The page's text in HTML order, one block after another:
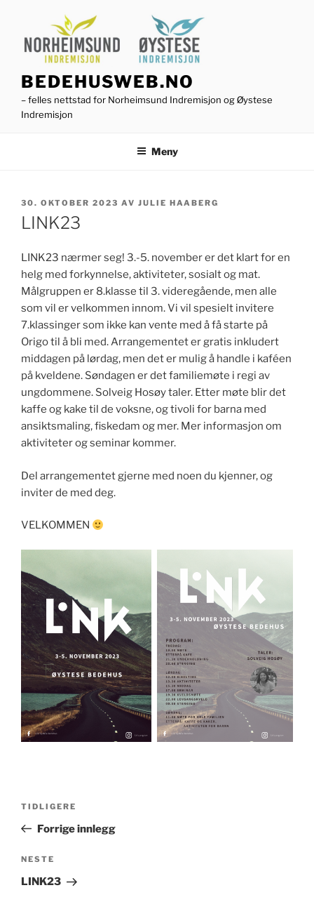
innhold
BEDEHUSWEB.NO
– felles nettstad for Norheimsund Indremisjon og Øystese
Indremisjon
Meny
PUBLISERT
30. OKTOBER 2023 AV JULIE HAABERG
LINK23
LINK23 nærmer seg! 3.-5. november er det klart for en
helg med forkynnelse, aktiviteter, sosialt og mat.
Målgruppen er 8.klasse til 3. videregående, men alle
som vil er velkommen innom. Vi vil spesielt invitere
7.klassinger som ikke kan vente med å få starte på
Origo til å bli med. Arrangementet er gratis inkludert
middagen på lørdag, men det er mulig å handle i kaféen
på kveldene. Søndagen er det familiemøte i regi av
ungdommene. Solveig Hosøy taler. Etter møte blir det
kaffe og kake til de voksne, og tivoli for barna med
ansiktsmaling, fiskedam og mer. Mer informasjon om
aktiviteter og seminar kommer.
Del arrangementet gjerne med noen du kjenner, og
inviter de med deg.
VELKOMMEN
Forrige
innlegg
TIDLIGERE
Forrige innlegg
Neste
innlegg
NESTE
LINK23